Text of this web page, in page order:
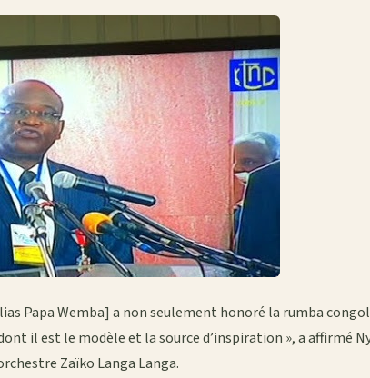
Papa Wemba] a non seulement honoré la rumba
il est le modèle et la source d’inspiration », a affirmé
Zaïko Langa Langa.